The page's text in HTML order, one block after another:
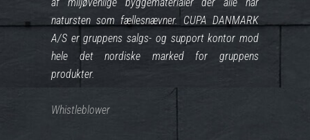
natursten som fællesnævner. CUPA DANMARK
A/S er gruppens salgs- og support kontor mod
hele det nordiske marked for gruppens
produkter.
Whistleblower